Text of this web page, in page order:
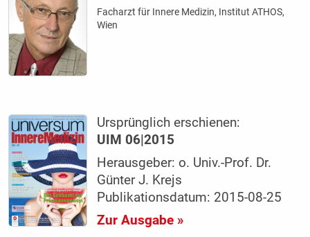
Facharzt für Innere Medizin, Institut ATHOS,
Wien
Ursprünglich erschienen:
UIM 06|2015
Herausgeber: o. Univ.-Prof. Dr.
Günter J. Krejs
Publikationsdatum: 2015-08-25
Zur Ausgabe »